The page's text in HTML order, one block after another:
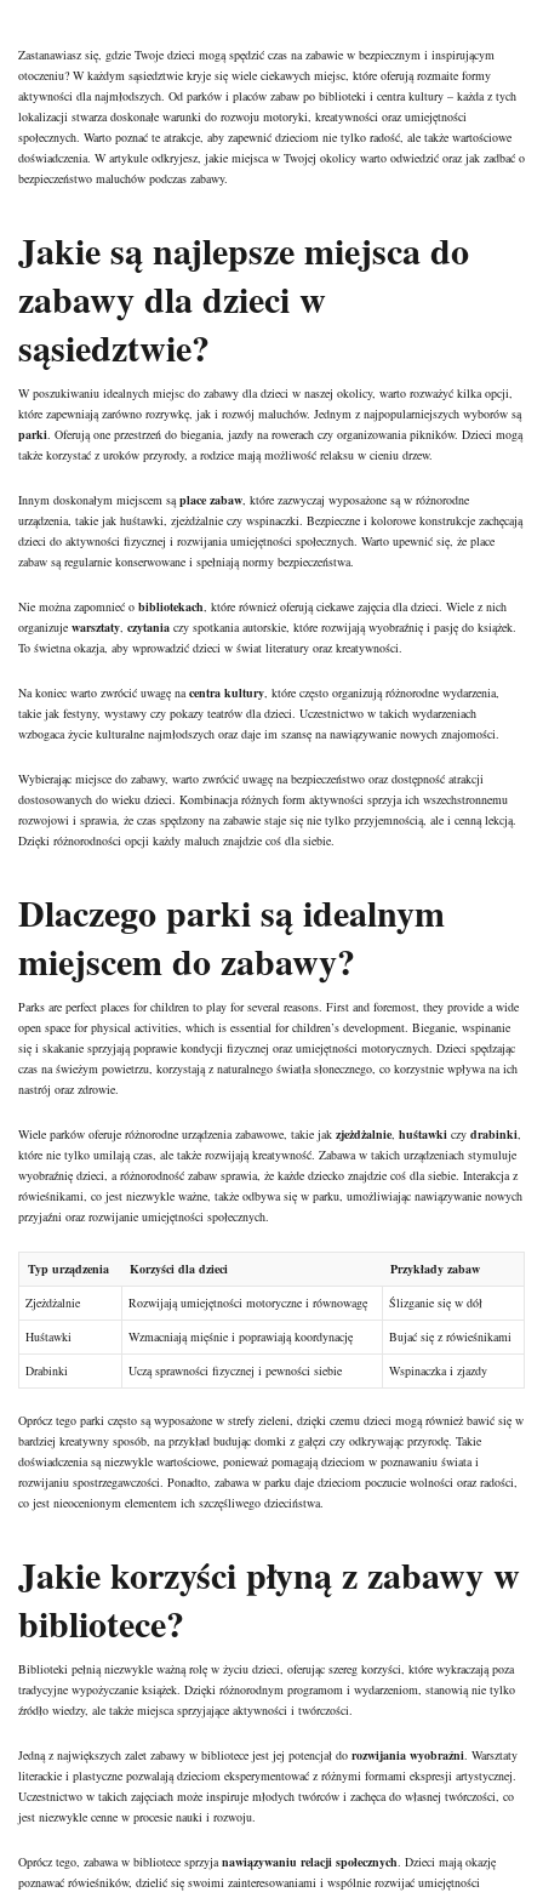
Zastanawiasz się, gdzie Twoje dzieci mogą spędzić czas na zabawie w bezpiecznym i inspirującym
otoczeniu? W każdym sąsiedztwie kryje się wiele ciekawych miejsc, które oferują rozmaite formy
aktywności dla najmłodszych. Od parków i placów zabaw po biblioteki i centra kultury – każda z tych
lokalizacji stwarza doskonałe warunki do rozwoju motoryki, kreatywności oraz umiejętności
społecznych. Warto poznać te atrakcje, aby zapewnić dzieciom nie tylko radość, ale także wartościowe
doświadczenia. W artykule odkryjesz, jakie miejsca w Twojej okolicy warto odwiedzić oraz jak zadbać o
bezpieczeństwo maluchów podczas zabawy.
Jakie są najlepsze miejsca do
zabawy dla dzieci w
sąsiedztwie?
W poszukiwaniu idealnych miejsc do zabawy dla dzieci w naszej okolicy, warto rozważyć kilka opcji,
które zapewniają zarówno rozrywkę, jak i rozwój maluchów. Jednym z najpopularniejszych wyborów są
parki. Oferują one przestrzeń do biegania, jazdy na rowerach czy organizowania pikników. Dzieci mogą
także korzystać z uroków przyrody, a rodzice mają możliwość relaksu w cieniu drzew.
Innym doskonałym miejscem sąplace zabaw, które zazwyczaj wyposażone są w różnorodne
urządzenia, takie jak huśtawki, zjeżdżalnie czy wspinaczki. Bezpieczne i kolorowe konstrukcje zachęcają
dzieci do aktywności fizycznej i rozwijania umiejętności społecznych. Warto upewnić się, że place
zabaw są regularnie konserwowane i spełniają normy bezpieczeństwa.
Nie można zapomnieć o bibliotekach, które również oferują ciekawe zajęcia dla dzieci. Wiele z nich
organizuje warsztaty, czytania czy spotkania autorskie, które rozwijają wyobraźnię i pasję do książek.
To świetna okazja, aby wprowadzić dzieci w świat literatury oraz kreatywności.
Na koniec warto zwrócić uwagę nacentra kultury, które często organizują różnorodne wydarzenia,
takie jak festyny, wystawy czy pokazy teatrów dla dzieci. Uczestnictwo w takich wydarzeniach
wzbogaca życie kulturalne najmłodszych oraz daje im szansę na nawiązywanie nowych znajomości.
Wybierając miejsce do zabawy, warto zwrócić uwagę na bezpieczeństwo oraz dostępność atrakcji
dostosowanych do wieku dzieci. Kombinacja różnych form aktywności sprzyja ich wszechstronnemu
rozwojowi i sprawia, że czas spędzony na zabawie staje się nie tylko przyjemnością, ale i cenną lekcją.
Dzięki różnorodności opcji każdy maluch znajdzie coś dla siebie.
Dlaczego parki są idealnym
miejscem do zabawy?
Parks are perfect places for children to play for several reasons. First and foremost, they provide a wide
open space for physical activities, which is essential for children’s development. Bieganie, wspinanie
się i skakanie sprzyjają poprawie kondycji fizycznej oraz umiejętności motorycznych. Dzieci spędzając
czas na świeżym powietrzu, korzystają z naturalnego światła słonecznego, co korzystnie wpływa na ich
nastrój oraz zdrowie.
Wiele parków oferuje różnorodne urządzenia zabawowe, takie jak zjeżdżalnie, huśtawki czy drabinki,
które nie tylko umilają czas, ale także rozwijają kreatywność. Zabawa w takich urządzeniach stymuluje
wyobraźnię dzieci, a różnorodność zabaw sprawia, że każde dziecko znajdzie coś dla siebie. Interakcja z
rówieśnikami, co jest niezwykle ważne, także odbywa się w parku, umożliwiając nawiązywanie nowych
przyjaźni oraz rozwijanie umiejętności społecznych.
Typ urządzenia Korzyści dla dzieci
Przykłady zabaw
Zjeżdżalnie
Rozwijają umiejętności motoryczne i równowagę
Ślizganie się w dół
Huśtawki
Wzmacniają mięśnie i poprawiają koordynację
Bujać się z rówieśnikami
Drabinki
Uczą sprawności fizycznej i pewności siebie Wspinaczka i zjazdy
Oprócz tego parki często są wyposażone w strefy zieleni, dzięki czemu dzieci mogą również bawić się w
bardziej kreatywny sposób, na przykład budując domki z gałęzi czy odkrywając przyrodę. Takie
doświadczenia są niezwykle wartościowe, ponieważ pomagają dzieciom w poznawaniu świata i
rozwijaniu spostrzegawczości. Ponadto, zabawa w parku daje dzieciom poczucie wolności oraz radości,
co jest nieocenionym elementem ich szczęśliwego dzieciństwa.
Jakie korzyści płyną z zabawy w
bibliotece?
Biblioteki pełnią niezwykle ważną rolę w życiu dzieci, oferując szereg korzyści, które wykraczają poza
tradycyjne wypożyczanie książek. Dzięki różnorodnym programom i wydarzeniom, stanowią nie tylko
źródło wiedzy, ale także miejsca sprzyjające aktywności i twórczości.
Jedną z największych zalet zabawy w bibliotece jest jej potencjał do rozwijania wyobraźni . Warsztaty
literackie i plastyczne pozwalają dzieciom eksperymentować z różnymi formami ekspresji artystycznej.
Uczestnictwo w takich zajęciach może inspiruje młodych twórców i zachęca do własnej twórczości, co
jest niezwykle cenne w procesie nauki i rozwoju.
Oprócz tego, zabawa w bibliotece sprzyja nawiązywaniu relacji społecznych . Dzieci mają okazję
poznawać rówieśników, dzielić się swoimi zainteresowaniami i wspólnie rozwijać umiejętności